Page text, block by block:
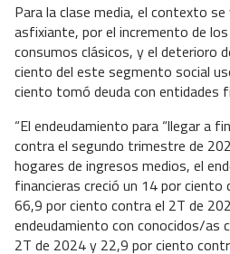
Para la clase media, el contexto
asfixiante, por el incremento de
consumos clásicos, y el deterioro
ciento del este segmento social
ciento tomó deuda con entidades
“El endeudamiento para “llegar a
contra el segundo trimestre de
hogares de ingresos medios, el
financieras creció un 14 por
66,9 por ciento contra el 2T de
endeudamiento con conocidos/as
2T de 2024 y 22,9 por ciento